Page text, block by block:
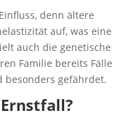
denn ältere
auf, was eine
auch die genetische
Familie bereits Fälle
besonders gefährdet.